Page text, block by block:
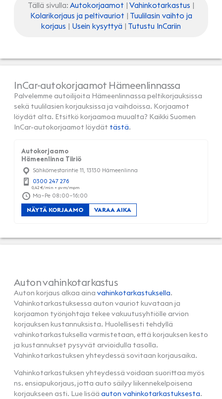
Tällä sivulla: Autokorjaamot | Vahinkotarkastus |
Kolarikorjaus ja peltivauriot | Tuulilasin vaihto ja
korjaus | Usein kysyttyä | Tutustu InCariin
InCar-autokorjaamot Hämeenlinnassa
Palvelemme autoilijoita Hämeenlinnassa peltikorjauksissa
sekä tuulilasien korjauksissa ja vaihdoissa. Korjaamot
löydät alta. Etsitkö korjaamoa muualta? Kaikki Suomen
InCar-autokorjaamot löydät tästä.
Autokorjaamo
Hämeenlinna Tiiriö
Sähkömestarintie 11, 13130 Hämeenlinna
0300 247 276
Ma–Pe 08:00–16:00
NÄYTÄ KORJAAMO VARAA AIKA
Auton vahinkotarkastus
Auton korjaus alkaa aina vahinkotarkastuksella.
Vahinkotarkastuksessa auton vauriot kuvataan ja
korjaamon työnjohtaja tekee vakuutusyhtiölle arvion
korjauksen kustannuksista. Huolellisesti tehdyllä
vahinkotarkastuksella varmistetaan, että korjauksen kesto
ja kustannukset pysyvät arvioidulla tasolla.
Vahinkotarkastuksen yhteydessä sovitaan korjausaika.
Vahinkotarkastuksen yhteydessä voidaan suorittaa myös
ns. ensiapukorjaus, jotta auto säilyy liikennekelpoisena
korjaukseen asti. Lue lisää auton vahinkotarkastuksesta.